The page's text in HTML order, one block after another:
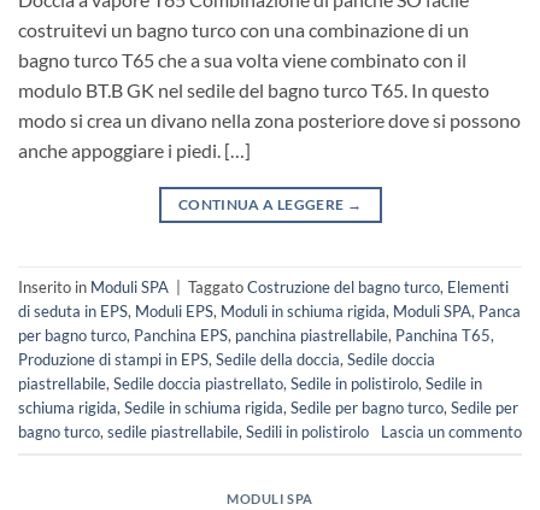
costruitevi un bagno turco con una combinazione di un
bagno turco T65 che a sua volta viene combinato con il
modulo BT.B GK nel sedile del bagno turco T65. In questo
modo si crea un divano nella zona posteriore dove si possono
anche appoggiare i piedi. […]
CONTINUA A LEGGERE →
Inserito in Moduli SPA TaggatoCostruzione del bagno turco, Elementi
di seduta in EPS, Moduli EPS, Moduli in schiuma rigida, Moduli SPA, Panca
per bagno turco, Panchina EPS, panchina piastrellabile, Panchina T65,
Produzione di stampi in EPS,Sedile della doccia,Sedile doccia
piastrellabile,Sedile doccia piastrellato,Sedile in polistirolo,Sedile in
schiuma rigida,Sedile in schiuma rigida,Sedile per bagno turco,Sedile per
bagno turco,sedile piastrellabile,Sedili in polistirolo Lascia un commento
MODULI SPA